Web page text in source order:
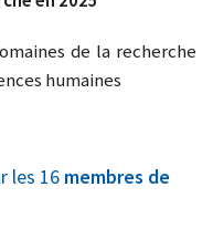
de la recherche
humaines
les 16 membres de